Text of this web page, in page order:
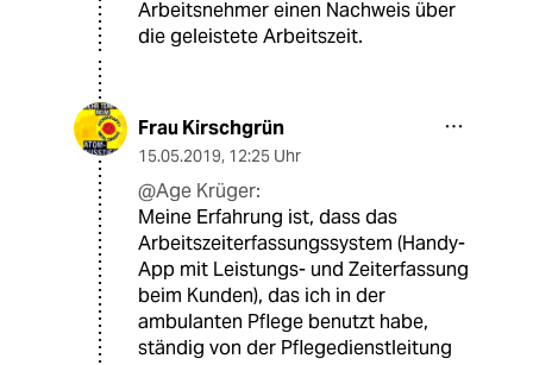
Arbeitsnehmer einen Nachweis über
die geleistete Arbeitszeit.
Frau Kirschgrün
15.05.2019, 12:25 Uhr
@Age Krüger:
Meine Erfahrung ist, dass das
Arbeitszeiterfassungssystem (Handy-
App mit Leistungs- und Zeiterfassung
beim Kunden), das ich in der
ambulanten Pflege benutzt habe,
ständig von der Pflegedienstleitung